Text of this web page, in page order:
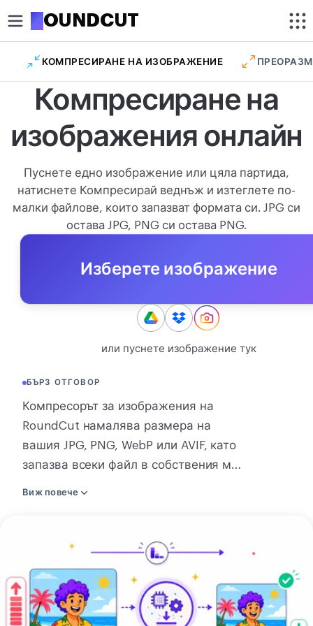
ROUNDCUT
Изрязване на изображение
Изрязване на снимка в кръг
Компресиране на изображение
Премахване на фон
РЕДАКТИРАНЕ
Конвертиране
ДРУГИ
JPG в PDF
КОМПРЕСИРАНЕ НА ИЗОБРАЖЕНИЕ
Компресиране на
изображения онлайн
Пуснете едно изображение или цяла партида,
натиснете Компресирай веднъж и изтеглете по-
малки файлове, които запазват формата си. JPG си
остава JPG, PNG си остава PNG.
Изберете изображение
или пуснете изображение тук
БЪРЗ ОТГОВОР
Компресорът за изображения на
RoundCut намалява размера на
вашия JPG, PNG, WebP или AVIF, като
запазва всеки файл в собствения му
натиснете единствения бутон
Компресирай и изтеглете резултата.
Получавате обратно или по-малък
файл сам по себе си, или един zip с
всички заедно. Всеки файл запазва
Виж повече
изображение